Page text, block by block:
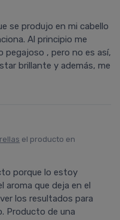
se produjo en mi cabello
Al principio me
pegajoso , pero no es así,
brillante y además, me
el producto en
porque lo estoy
aroma que deja en el
los resultados para
Producto de una